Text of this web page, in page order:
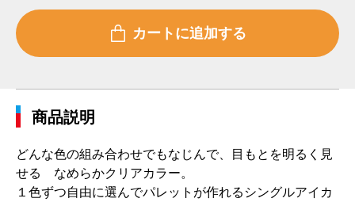
商品説明
どんな色の組み合わせでもなじんで、目もとを明るく見
せる なめらかクリアカラー。
１色ずつ自由に選んでパレットが作れるシングルアイカ